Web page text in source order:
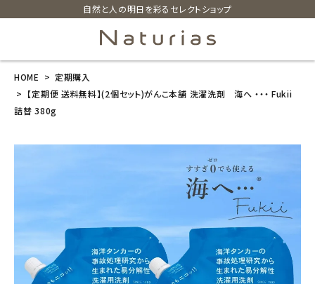
自然と人の明日を彩るセレクトショップ
search
無料】(2個セッ
ト)がんこ本舗
洗濯洗剤 海
HOME
定期購入
【定期便 送料無料】(2個セット)がんこ本舗 洗濯洗剤 海へ ・・・ Fukii
詰替 380g